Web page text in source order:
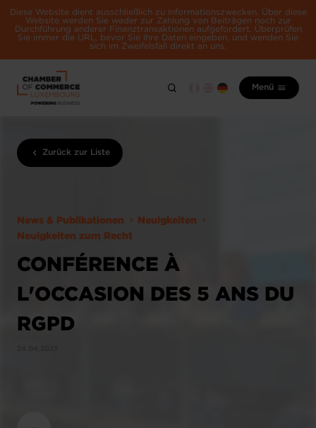
Diese Website dient ausschließlich zu Informationszwecken. Über diese
Website werden Sie weder zur Zahlung von Beiträgen noch zur
Durchführung anderer Finanztransaktionen aufgefordert. Überprüfen
Sie immer die URL, bevor Sie Ihre Daten eingeben, und wenden Sie
sich im Zweifelsfall direkt an uns.
Menü
Zurück zur Liste
News & Publikationen
Neuigkeiten
Neuigkeiten zum Recht
CONFÉRENCE À
L'OCCASION DES 5 ANS DU
RGPD